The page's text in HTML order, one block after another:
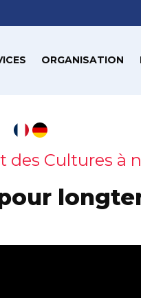
ORGANISATION
des Cultures à